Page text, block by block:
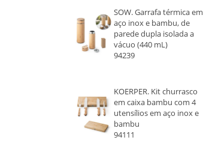
VERMELHO ESCURO
VINHO
VERDE CLARO
LARANJA
SOW. Garrafa térmica em
aço inox e bambu, de
parede dupla isolada a
vácuo (440 mL)
94239
KOERPER. Kit churrasco
em caixa bambu com 4
utensílios em aço inox e
bambu
94111